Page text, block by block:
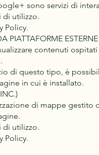
sono servizi di
di utilizzo.
Policy.
PIATTAFORME ESTERNE
contenuti
di questo tipo, è
in cui è installato.
di mappe
di utilizzo.
Policy.